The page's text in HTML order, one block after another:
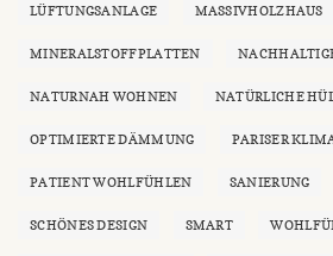
LÜFTUNGSANLAGE MASSIVHOLZHAUS
MINERALSTOFFPLATTEN
NATURNAH WOHNEN NATÜRLICHE
OPTIMIERTE DÄMMUNG PARISER
PATIENT WOHLFÜHLEN SANIERUNG
SCHÖNES DESIGN SMART